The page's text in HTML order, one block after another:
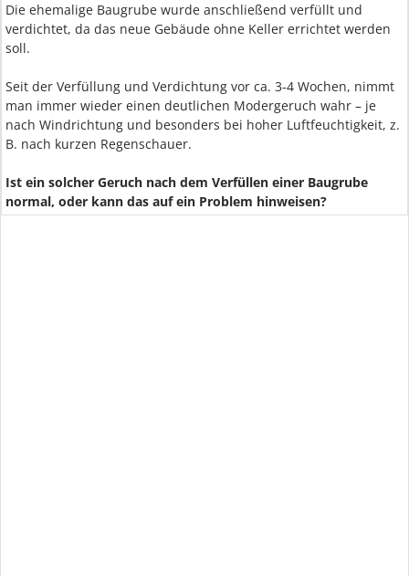
Die ehemalige Baugrube wurde anschließend verfüllt und
verdichtet, da das neue Gebäude ohne Keller errichtet werden
soll.
Seit der Verfüllung und Verdichtung vor ca. 3-4 Wochen, nimmt
man immer wieder einen deutlichen Modergeruch wahr – je
nach Windrichtung und besonders bei hoher Luftfeuchtigkeit, z.
B. nach kurzen Regenschauer.
Ist ein solcher Geruch nach dem Verfüllen einer Baugrube
normal, oder kann das auf ein Problem hinweisen?